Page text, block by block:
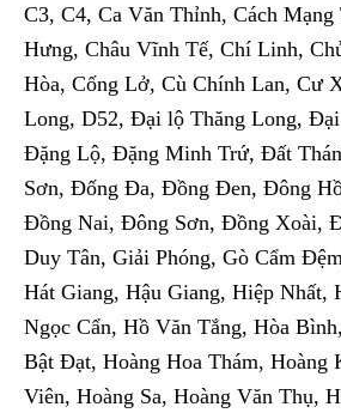
C3, C4, Ca Văn Thỉnh, Cách Mạng
Hưng, Châu Vĩnh Tế, Chí Linh,
Hòa, Cống Lở, Cù Chính Lan, Cư
Long, D52, Đại lộ Thăng Long,
Đặng Lộ, Đặng Minh Trứ, Đất
Sơn, Đống Đa, Đồng Đen, Đông
Đồng Nai, Đông Sơn, Đồng Xoài,
Duy Tân, Giải Phóng, Gò Cẩm
Hát Giang, Hậu Giang, Hiệp Nhất,
Ngọc Cẩn, Hồ Văn Tắng, Hòa
Bật Đạt, Hoàng Hoa Thám, Hoàng
Viên, Hoàng Sa, Hoàng Văn Thụ,